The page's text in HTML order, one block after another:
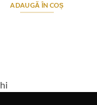
ADAUGĂ ÎN COȘ
hi